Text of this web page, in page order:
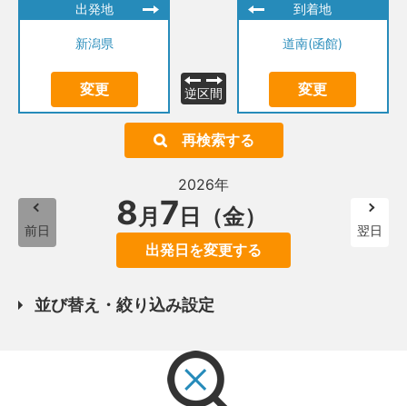
出発地
新潟県
変更 逆区間
到着地
道南(函館)
変更
再検索する
前日
2026年
8月 7 日（金）
出発日を変更する
翌日
並び替え・絞り込み設定